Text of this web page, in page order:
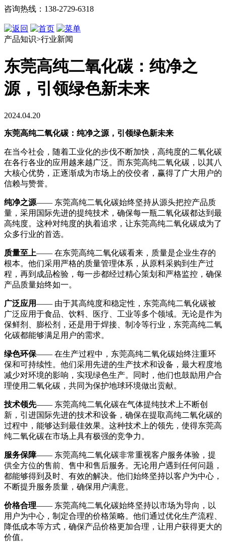
咨询热线：138-2729-6318
产品知识>行业新闻
东莞高纯二氧化碳：纯净之
源，引领绿色新未来
2024.04.20
东莞高纯二氧化碳：纯净之源，引领绿色新未来
在当今社会，随着工业化的步伐不断加快，高纯度的二氧化碳
在各行各业的应用越来越广泛。而东莞高纯二氧化碳，以其八
大核心优势，正逐渐成为市场上的佼佼者，赢得了广大用户的
信赖与赞誉。
纯净之源—— 东莞高纯二氧化碳始终坚持从源头把控产品质
量，采用国际先进的提纯技术，确保每一瓶二氧化碳都达到最
高纯度。这种对纯度的执着追求，让东莞高纯二氧化碳成为了
众多行业的首选。
质量至上—— 在东莞高纯二氧化碳看来，质量是企业生存的
根本。他们采用严格的质量管理体系，从原料采购到生产过
程，再到成品检验，每一步都经过精心策划和严格监控，确保
产品质量始终如一。
广泛应用—— 由于其高纯度和稳定性，东莞高纯二氧化碳被
广泛应用于食品、饮料、医疗、工业等多个领域。无论是作为
保鲜剂、膨松剂，还是用于焊接、制冷等行业，东莞高纯二氧
化碳都能够满足用户的需求。
绿色环保—— 在生产过程中，东莞高纯二氧化碳始终注重环
保和可持续性。他们采用先进的生产技术和设备，最大程度地
减少对环境的影响，实现绿色生产。同时，他们也鼓励用户合
理使用二氧化碳，共同为保护地球环境做出贡献。
技术领先—— 东莞高纯二氧化碳在气体提纯技术上不断创
新，引进国际先进的技术和设备，确保在提取高纯二氧化碳的
过程中，能够达到最佳效果。这种技术上的领先，使得东莞高
纯二氧化碳在市场上具有极强的竞争力。
服务保障—— 东莞高纯二氧化碳非常重视客户服务体验，提
供全方位的售前、售中和售后服务。无论用户遇到任何问题，
都能够得到及时、有效的解决。他们始终坚持以客户为中心，
不断提升服务质量，确保用户满意。
价格合理—— 东莞高纯二氧化碳始终坚持以市场为导向，以
用户为中心，制定合理的价格策略。他们通过优化生产流程、
降低成本等方式，确保产品价格更加合理，让用户获得更大的
价值。